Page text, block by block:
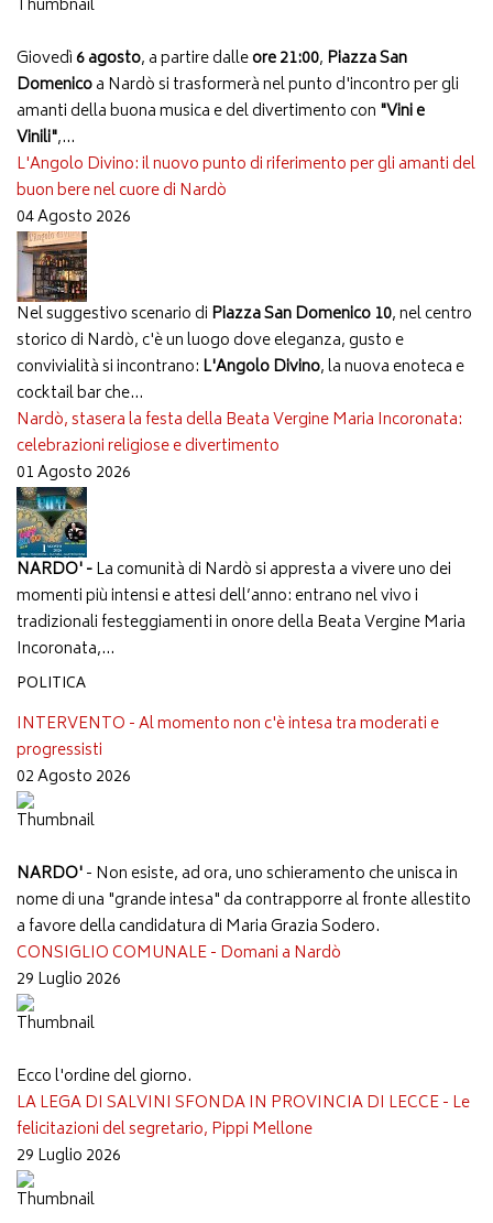
Giovedì 6 agosto, a partire dalleore 21:00, Piazza San
Domenicoa Nardò si trasformerà nel punto d'incontro per gli
amanti della buona musica e del divertimento con "Vini e
Vinili",...
L'Angolo Divino: il nuovo punto di riferimento per gli amanti del
buon bere nel cuore di Nardò
04 Agosto 2026
Nel suggestivo scenario di Piazza San Domenico 10, nel centro
storico di Nardò, c'è un luogo dove eleganza, gusto e
convivialità si incontrano: L'Angolo Divino, la nuova enoteca e
cocktail bar che...
Nardò, stasera la festa della Beata Vergine Maria Incoronata:
celebrazioni religiose e divertimento
01 Agosto 2026
NARDO' -La comunità di Nardò si appresta a vivere uno dei
momenti più intensi e attesi dell’anno: entrano nel vivo i
tradizionali festeggiamenti in onore della Beata Vergine Maria
Incoronata,...
POLITICA
INTERVENTO - Al momento non c'è intesa tra moderati e
progressisti
02 Agosto 2026
NARDO'- Non esiste, ad ora, uno schieramento che unisca in
nome di una "grande intesa" da contrapporre al fronte allestito
a favore della candidatura di Maria Grazia Sodero.
CONSIGLIO COMUNALE - Domani a Nardò
29 Luglio 2026
Ecco l'ordine del giorno.
LA LEGA DI SALVINI SFONDA IN PROVINCIA DI LECCE - Le
felicitazioni del segretario, Pippi Mellone
29 Luglio 2026